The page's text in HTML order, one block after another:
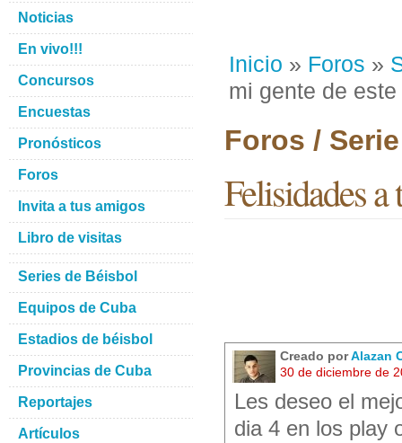
Inicio » Foros »
mi gente de
Foros /
Felisidades a
Creado porAlazan
30 de diciembre de
Les deseo el
dia 4 en los play
Noticias
En vivo!!!
Concursos
Encuestas
Pronósticos
Foros
Invita a tus amigos
Libro de visitas
Series de Béisbol
Equipos de Cuba
Estadios de béisbol
Provincias de Cuba
Reportajes
Artículos